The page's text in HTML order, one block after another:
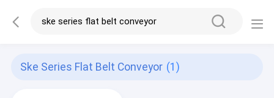
Ske Series Flat Belt Conveyor (1)